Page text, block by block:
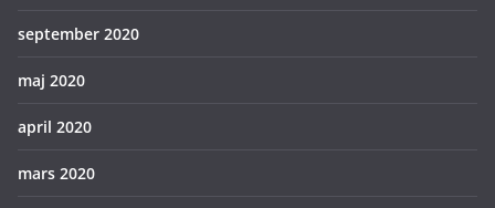
september 2020
maj 2020
april 2020
mars 2020